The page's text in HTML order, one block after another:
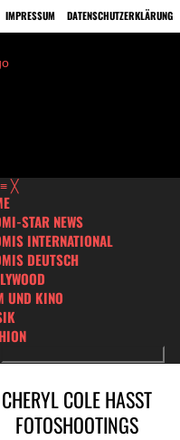
IMPRESSUM DATENSCHUTZERKLÄRUNG
≡ ╳
STAR NEWS
INTERNATIONAL
DEUTSCH
UND KINO
CHERYL COLE HASST
FOTOSHOOTINGS